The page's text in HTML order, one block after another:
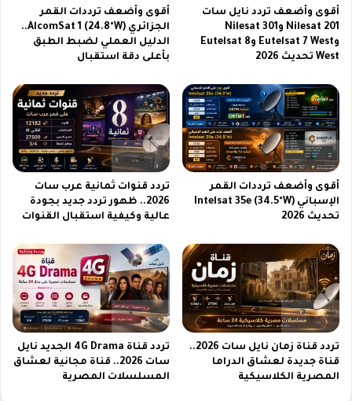
ش
ر
س
أقوى وأضعف تردد نايل سات
Nilesat 201 وNilesat 301
وEutelsat 7 West وEutelsat 8
West تحديث 2026
أقوى وأضعف ترددات القمر
الجزائري AlcomSat 1 (24.8°W)..
الدليل العملي لضبط الطبق
بأعلى دقة استقبال
أقوى وأضعف ترددات القمر
الإسباني Intelsat 35e (34.5°W)
تحديث 2026
تردد قنوات ثمانية عرب سات
2026.. ظهور تردد جديد بجودة
عالية وكيفية استقبال القنوات
تردد قناة زمان نايل سات 2026..
قناة جديدة لعشاق الدراما
المصرية الكلاسيكية
تردد قناة 4G Drama الجديد نايل
سات 2026.. قناة مجانية لعشاق
المسلسلات المصرية